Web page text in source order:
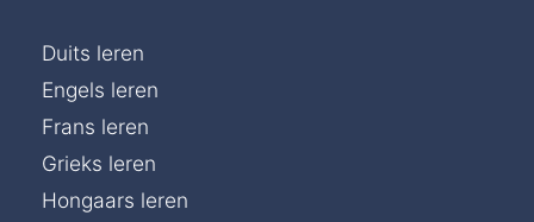
Duits leren
Engels leren
Frans leren
Grieks leren
Hongaars leren